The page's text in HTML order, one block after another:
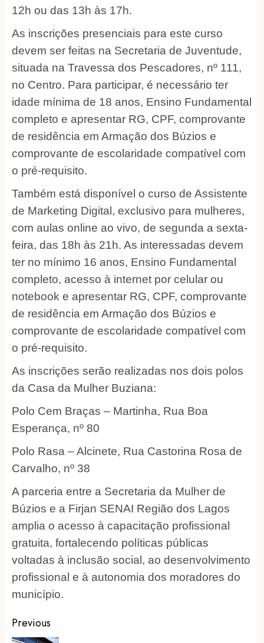
12h ou das 13h às 17h.
As inscrições presenciais para este curso
devem ser feitas na Secretaria de Juventude,
situada na Travessa dos Pescadores, nº 111,
no Centro. Para participar, é necessário ter
idade mínima de 18 anos, Ensino Fundamental
completo e apresentar RG, CPF, comprovante
de residência em Armação dos Búzios e
comprovante de escolaridade compatível com
o pré-requisito.
Também está disponível o curso de Assistente
de Marketing Digital, exclusivo para mulheres,
com aulas online ao vivo, de segunda a sexta-
feira, das 18h às 21h. As interessadas devem
ter no mínimo 16 anos, Ensino Fundamental
completo, acesso à internet por celular ou
notebook e apresentar RG, CPF, comprovante
de residência em Armação dos Búzios e
comprovante de escolaridade compatível com
o pré-requisito.
As inscrições serão realizadas nos dois polos
da Casa da Mulher Buziana:
Polo Cem Braças – Martinha, Rua Boa
Esperança, nº 80
Polo Rasa – Alcinete, Rua Castorina Rosa de
Carvalho, nº 38
A parceria entre a Secretaria da Mulher de
Búzios e a Firjan SENAI Região dos Lagos
amplia o acesso à capacitação profissional
gratuita, fortalecendo políticas públicas
voltadas à inclusão social, ao desenvolvimento
profissional e à autonomia dos moradores do
município.
Post
Previous